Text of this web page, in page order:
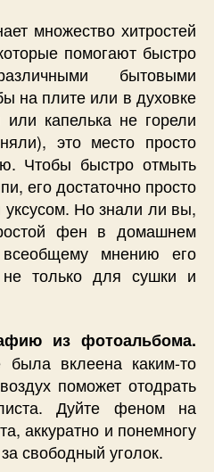
множество хитростей
помогают быстро
бытовыми
на плите или в духовке
капелька не горели
это место просто
Чтобы быстро отмыть
его достаточно просто
уксусом. Но знали ли вы,
фен в домашнем
всеобщему мнению его
не только для сушки и
из фотоальбома.
вклеена каким-то
поможет отодрать
Дуйте феном на
аккуратно и понемногу
свободный уголок.